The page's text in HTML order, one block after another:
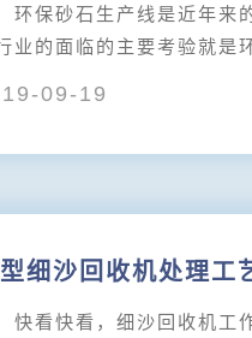
保砂石生产线是近年来的
业的面临的主要考验就是
09-19
细沙回收机处理工
看快看，细沙回收机工作